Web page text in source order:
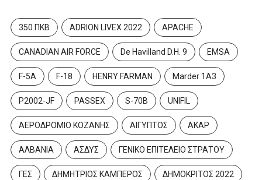
350 ΠΚΒ ADRION LIVEX 2022 APACHE
CANADIAN AIR FORCE De Havilland D.H. 9 EMSA
F-5A F-18 HENRY FARMAN Marder 1A3
P2002-JF PASSEX S-70B UNIFIL
ΑΕΡΟΔΡΟΜΙΟ ΚΟΖΑΝΗΣ ΑΙΓΥΠΤΟΣ ΑΚΑΡ
ΑΛΒΑΝΙΑ ΑΣΔΥΣ ΓΕΝΙΚΟ ΕΠΙΤΕΛΕΙΟ ΣΤΡΑΤΟΥ
ΓΕΣ ΔΗΜΗΤΡΙΟΣ ΚΑΜΠΕΡΟΣ ΔΗΜΟΚΡΙΤΟΣ 2022